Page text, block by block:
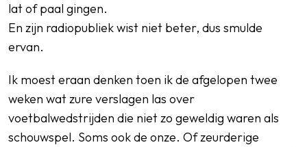
lat of paal gingen.
En zijn radiopubliek wist niet beter, dus smulde
ervan.
Ik moest eraan denken toen ik de afgelopen twee
weken wat zure verslagen las over
voetbalwedstrijden die niet zo geweldig waren als
schouwspel. Soms ook de onze. Of zeurderige